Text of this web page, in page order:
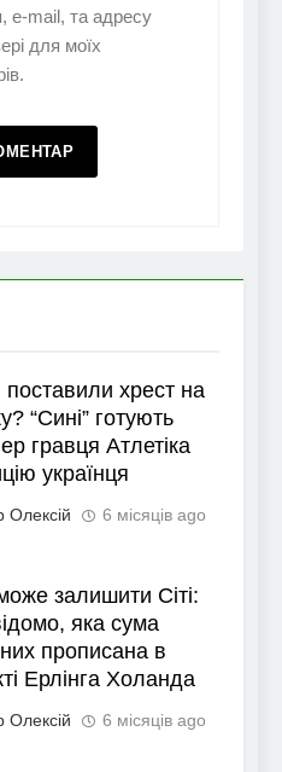
e-mail, та адресу
для моїх
поставили хрест на
“Сині” готують
гравця Атлетіка
українця
Олексій 6 місяців ago
залишити Сіті:
яка сума
прописана в
Ерлінга Холанда
Олексій 6 місяців ago